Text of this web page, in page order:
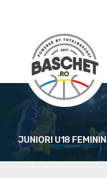
JUNIORI U18 FEMININ